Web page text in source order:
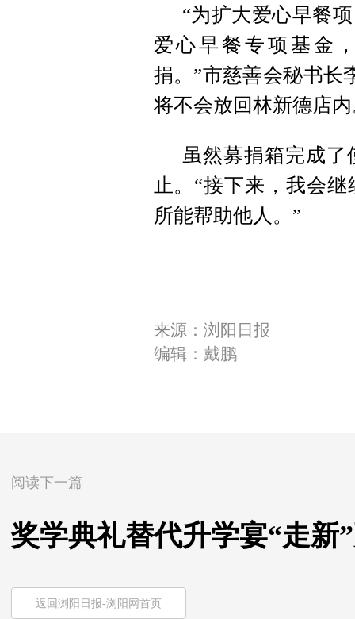
“为扩大爱心早餐
爱心早餐专项基金
捐。”市慈善会秘书长
将不会放回林新德店
虽然募捐箱完成
止。“接下来，我会
所能帮助他人。”
来源：浏阳日报
编辑：戴鹏
阅读下一篇
奖学典礼替代升学宴“走新
返回浏阳日报-浏阳网首页